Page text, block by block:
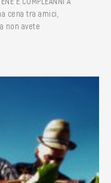
cena tra amici,
non avete